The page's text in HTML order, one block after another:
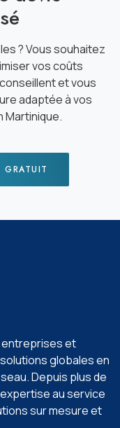
? Vous souhaitez
vos coûts
et vous
adaptée à vos
Martinique.
GRATUIT
entreprises et
globales en
Depuis plus de
au service
sur mesure et